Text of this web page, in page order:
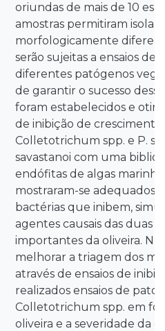
oriundas de mais de 10
amostras permitiram isolar
morfologicamente
serão sujeitas a ensaios de
diferentes patógenos
de garantir o sucesso
foram estabelecidos e
de inibição de
Colletotrichum spp. e P.
savastanoi com uma
endófitas de algas
mostraram-se adequados
bactérias que inibem,
agentes causais das duas
importantes da oliveira.
melhorar a triagem dos
através de ensaios de
realizados ensaios de
Colletotrichum spp. em
oliveira e a severidade da